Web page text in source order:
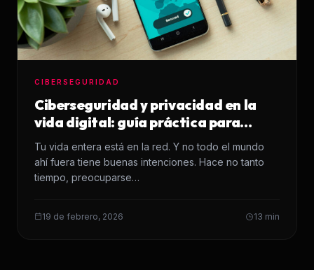
CIBERSEGURIDAD
Ciberseguridad y privacidad en la
vida digital: guía práctica para
usuarios y empresas
Tu vida entera está en la red. Y no todo el mundo
ahí fuera tiene buenas intenciones. Hace no tanto
tiempo, preocuparse…
19 de febrero, 2026 13 min